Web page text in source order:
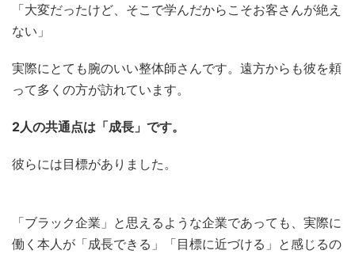
「大変だったけど、そこで学んだからこそお客さんが絶え
ない」
実際にとても腕のいい整体師さんです。遠方からも彼を頼
って多くの方が訪れています。
2人の共通点は「成長」です。
彼らには目標がありました。
「ブラック企業」と思えるような企業であっても、実際に
働く本人が「成長できる」「目標に近づける」と感じるの